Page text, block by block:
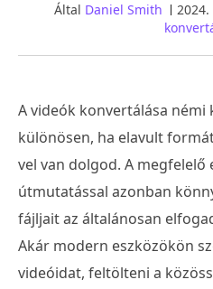
Által Daniel Smith
A videók konvertálása némi
különösen, ha elavult
vel van dolgod. A megfelelő
útmutatással azonban
fájljait az általánosan
Akár modern eszközökön
videóidat, feltölteni a